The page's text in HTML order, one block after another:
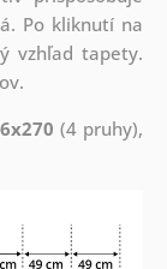
Po kliknutí na
vzhľad tapety.
(4 pruhy),